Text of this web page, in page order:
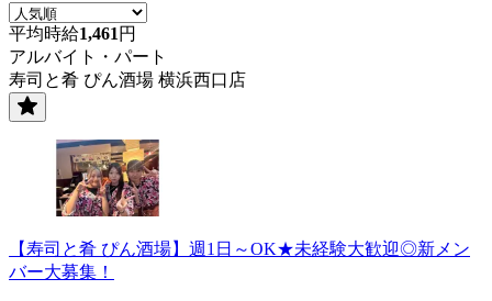
平均時給1,461 円
アルバイト・パート
寿司と肴 ぴん酒場 横浜西口店
【寿司と肴 ぴん酒場】週1日～OK★未経験大歓迎◎新メン
バー大募集！